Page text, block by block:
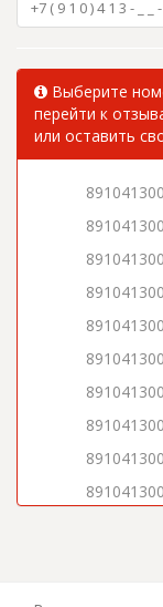
Выберите
перейти к
или оставить